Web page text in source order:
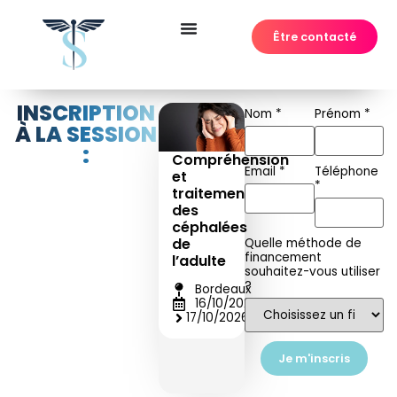
Être contacté
INSCRIPTION
À LA SESSION
:
Compréhension
et
traitements
des
céphalées
de
l’adulte
Bordeaux
16/10/2026
17/10/2026
Nom * Prénom *
Email *
Téléphone
*
Quelle méthode de
financement
souhaitez-vous utiliser
?
Je m'inscris